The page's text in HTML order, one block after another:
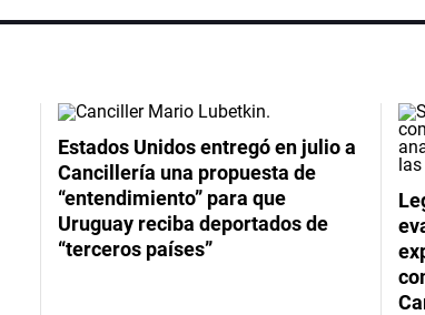
Estados Unidos entregó en julio a
Cancillería una propuesta de
“entendimiento” para que
Uruguay reciba deportados de
“terceros países”